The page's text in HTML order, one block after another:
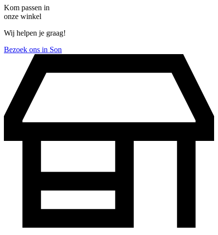
Kom passen in
onze winkel
Wij helpen je graag!
Bezoek ons in Son